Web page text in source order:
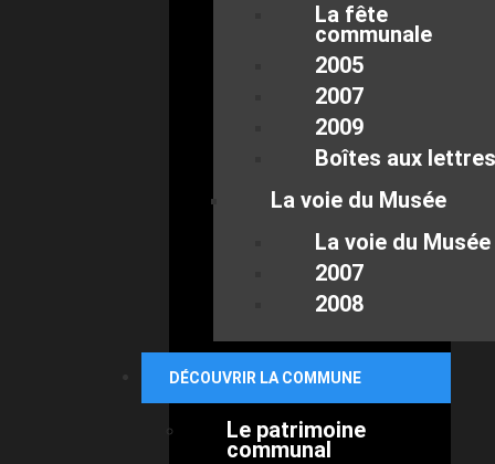
La fête
communale
2005
2007
2009
Boîtes aux lettres
La voie du Musée
La voie du Musée
2007
2008
DÉCOUVRIR LA COMMUNE
Le patrimoine
communal